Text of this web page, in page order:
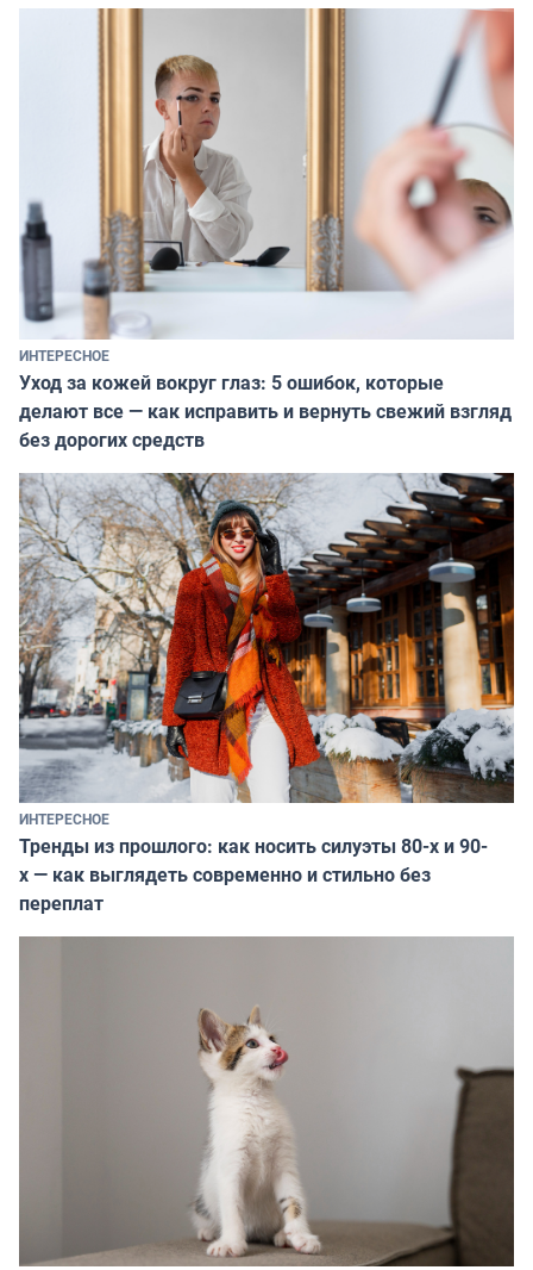
ИНТЕРЕСНОЕ
Уход за кожей вокруг глаз: 5 ошибок, которые
делают все — как исправить и вернуть свежий взгляд
без дорогих средств
ИНТЕРЕСНОЕ
Тренды из прошлого: как носить силуэты 80-х и 90-
х — как выглядеть современно и стильно без
переплат